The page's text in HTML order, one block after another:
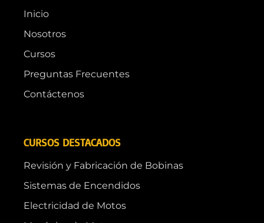
Inicio
Nosotros
Cursos
Preguntas Frecuentes
Contáctenos
CURSOS DESTACADOS
Revisión y Fabricación de Bobinas
Sistemas de Encendidos
Electricidad de Motos